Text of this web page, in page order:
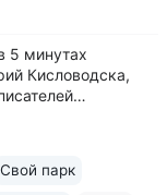
5 минутах
Кисловодска,
•
Свой парк